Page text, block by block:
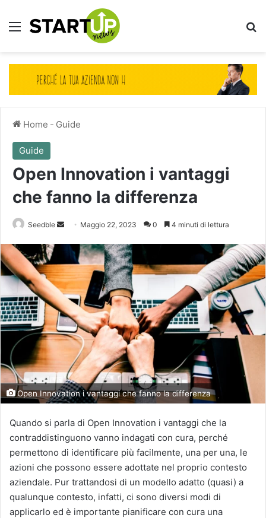
Menu
Home - Guide
Guide
Open Innovation i vantaggi
che fanno la differenza
Seedble
Invia Maggio 22, 2023 0 4 minuti di lettura
Open Innovation i vantaggi che fanno la differenza
Quando si parla di Open Innovation i vantaggi che la
contraddistinguono vanno indagati con cura, perché
permettono di identificare più facilmente, una per una, le
azioni che possono essere adottate nel proprio contesto
aziendale. Pur trattandosi di un modello adatto (quasi) a
qualunque contesto, infatti, ci sono diversi modi di
applicarlo ed è importante pianificare con cura una